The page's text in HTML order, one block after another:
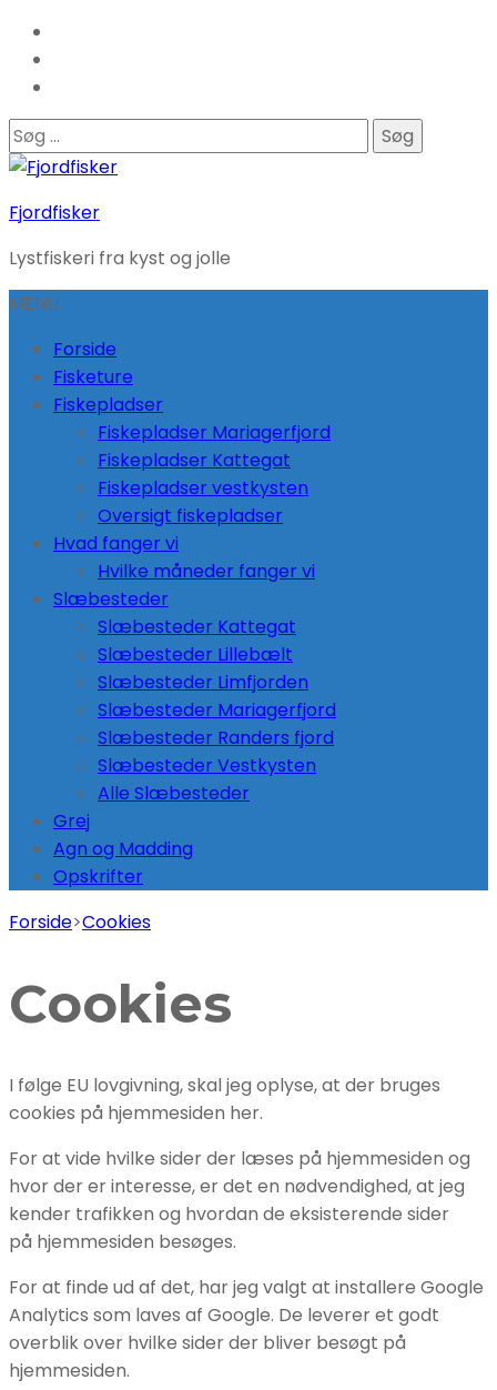
Søg
efter:
Fjordfisker
Lystfiskeri fra kyst og jolle
MENU
Forside
Fisketure
Fiskepladser
Fiskepladser Mariagerfjord
Fiskepladser Kattegat
Fiskepladser vestkysten
Oversigt fiskepladser
Hvad fanger vi
Hvilke måneder fanger vi
Slæbesteder
Slæbesteder Kattegat
Slæbesteder Lillebælt
Slæbesteder Limfjorden
Slæbesteder Mariagerfjord
Slæbesteder Randers fjord
Slæbesteder Vestkysten
Alle Slæbesteder
Grej
Agn og Madding
Opskrifter
Forside>Cookies
Cookies
I følge EU lovgivning, skal jeg oplyse, at der bruges
cookies på hjemmesiden her.
For at vide hvilke sider der læses på hjemmesiden og
hvor der er interesse, er det en nødvendighed, at jeg
kender trafikken og hvordan de eksisterende sider
på hjemmesiden besøges.
For at finde ud af det, har jeg valgt at installere Google
Analytics som laves af Google. De leverer et godt
overblik over hvilke sider der bliver besøgt på
hjemmesiden.